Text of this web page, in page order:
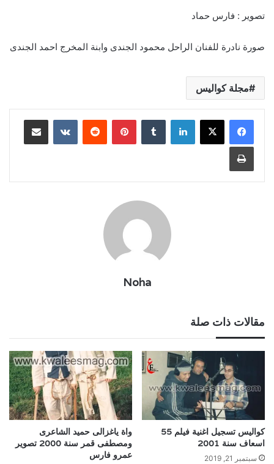
تصوير : فارس حماد
صورة نادرة للفنان الراحل محمود الجندى وابنة المخرج احمد الجندى
مجلة كواليس
لينكدإن بينتيريست مشاركة عبر البريد
طباعة
Noha
مقالات ذات صلة
كواليس تسجيل اغنية فيلم 55
اسعاف سنة 2001
سبتمبر 21, 2019
واة ياغزالى حميد الشاعرى
ومصطفى قمر سنة 2000 تصوير
عمرو فارس